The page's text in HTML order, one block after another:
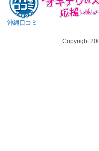
沖縄口コミ
Copyright